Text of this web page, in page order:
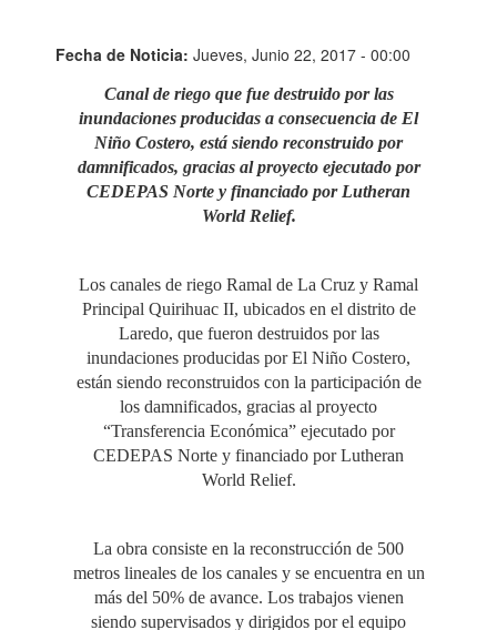
Fecha de Noticia: Jueves, Junio 22, 2017 - 00:00
Canal de riego que fue destruido por las
inundaciones producidas a consecuencia de El
Niño Costero, está siendo reconstruido por
damnificados, gracias al proyecto ejecutado por
CEDEPAS Norte y financiado por Lutheran
World Relief.
Los canales de riego Ramal de La Cruz y Ramal
Principal Quirihuac II, ubicados en el distrito de
Laredo, que fueron destruidos por las
inundaciones producidas por El Niño Costero,
están siendo reconstruidos con la participación de
los damnificados, gracias al proyecto
“Transferencia Económica” ejecutado por
CEDEPAS Norte y financiado por Lutheran
World Relief.
La obra consiste en la reconstrucción de 500
metros lineales de los canales y se encuentra en un
más del 50% de avance. Los trabajos vienen
siendo supervisados y dirigidos por el equipo